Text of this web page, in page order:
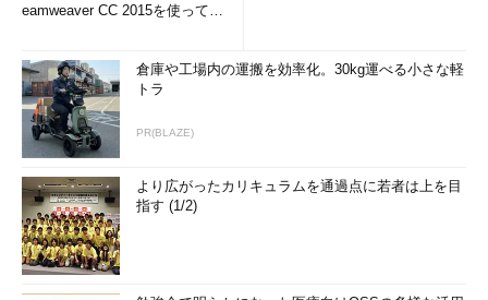
eamweaver CC 2015を使って
倉庫や工場内の運搬を効率化。30kg運べる小さな軽
トラ
PR(BLAZE)
より広がったカリキュラムを通過点に若者は上を目
指す (1/2)